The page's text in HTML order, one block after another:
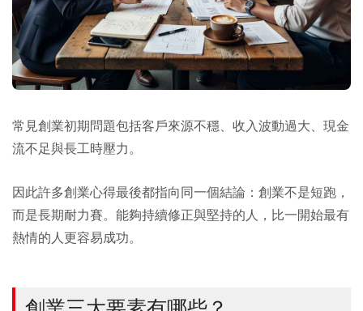
常見創業初期問題包括客戶來源不穩、收入波動過大、現金
流不足與長工時壓力。
因此許多創業心得最後都指向同一個結論：創業不是短跑，
而是長期耐力賽。能夠持續修正與堅持的人，比一開始最有
熱情的人更容易成功。